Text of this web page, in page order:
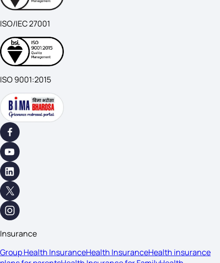
ISO/IEC 27001
ISO 9001:2015
Insurance
Group Health InsuranceHealth InsuranceHealth insurance